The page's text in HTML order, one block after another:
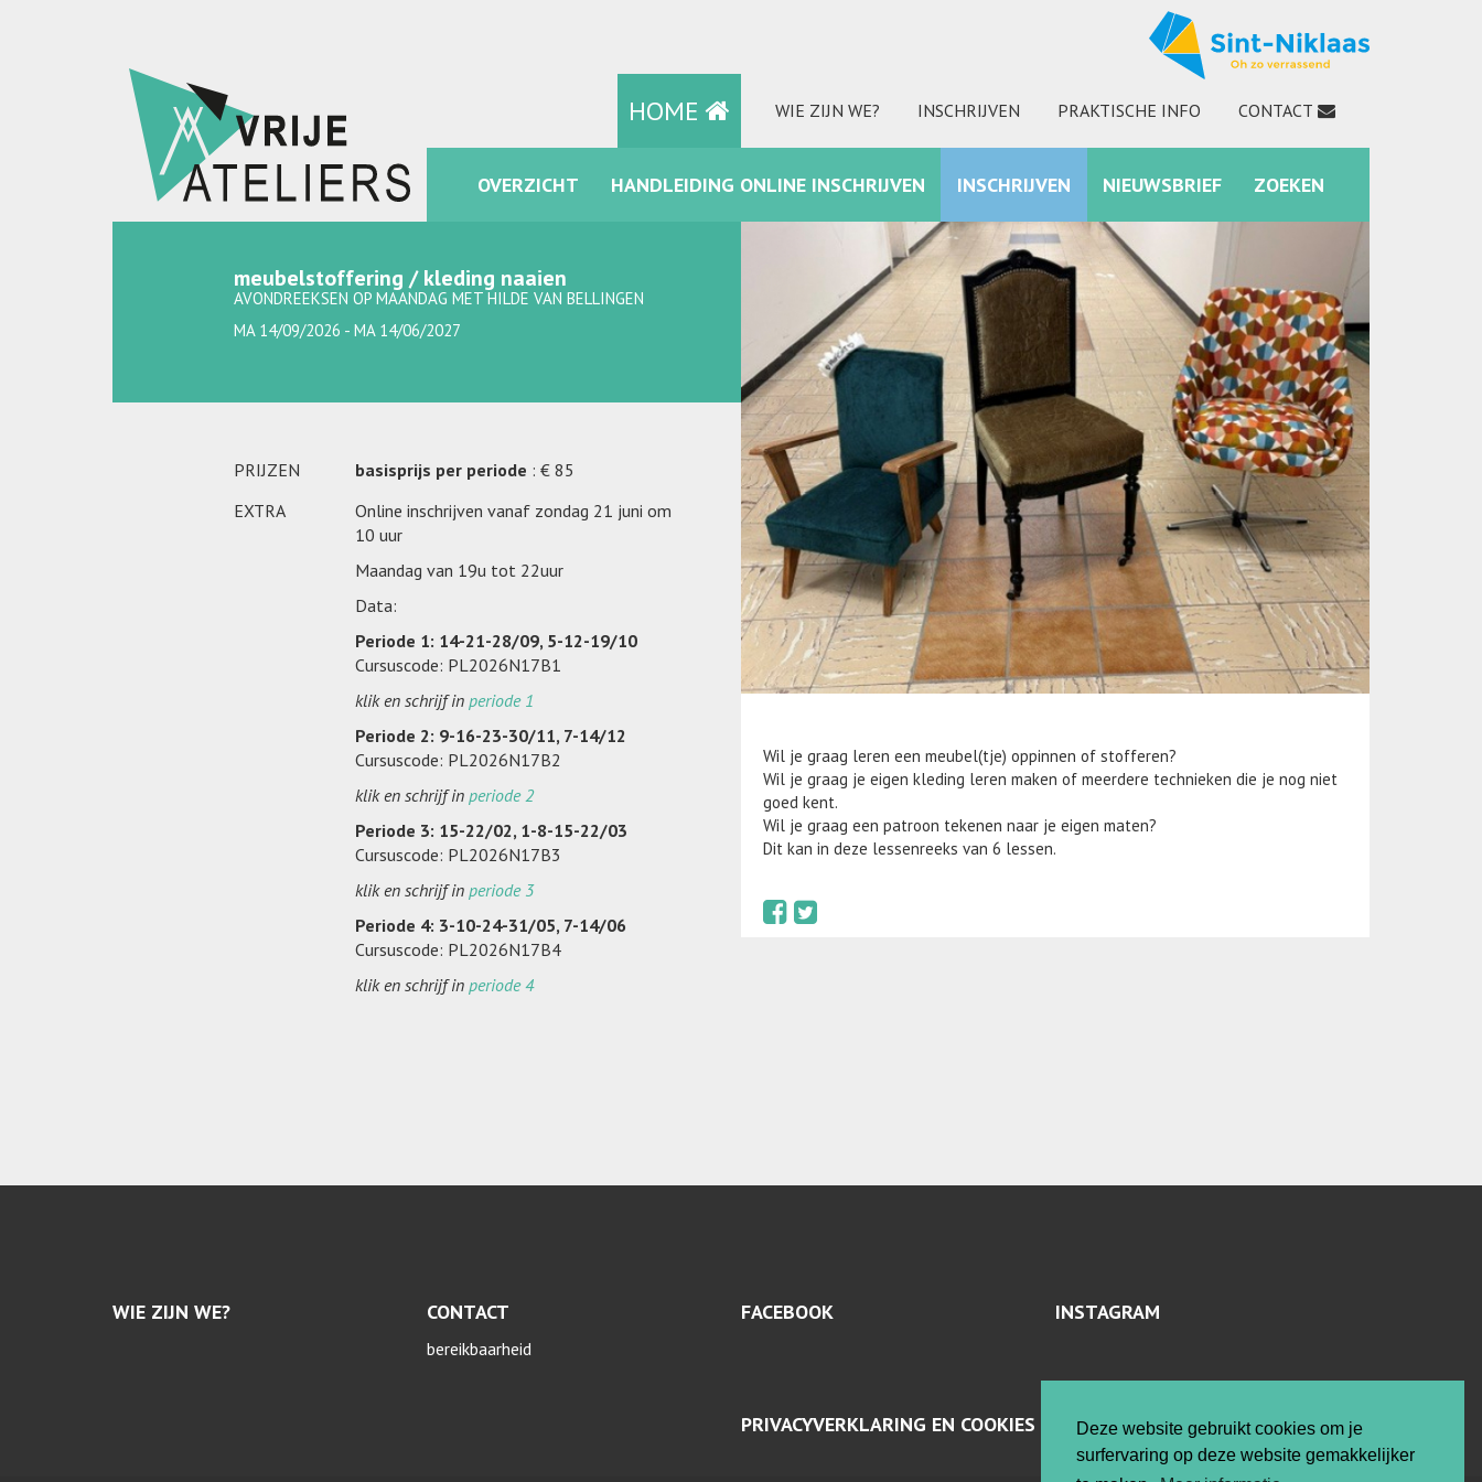
Deze website gebruikt cookies om je
surfervaring op deze website gemakkelijker
HOME WIE ZIJN WE? INSCHRIJVEN PRAKTISCHE INFO CONTACT
FACEBOOK INSTAGRAM ZOEKEN
OVERZICHT HANDLEIDING ONLINE INSCHRIJVEN INSCHRIJVEN NIEUWSBRIEF ZOEKEN
meubelstoffering / kleding naaien
AVONDREEKSEN OP MAANDAG MET HILDE VAN BELLINGEN
MA 14/09/2026 - MA 14/06/2027
PRIJZEN basisprijs per periode : € 85
EXTRA
Online inschrijven vanaf zondag 21 juni om
10 uur
Maandag van 19u tot 22uur
Data:
Periode 1: 14-21-28/09, 5-12-19/10
Cursuscode: PL2026N17B1
klik en schrijf in periode 1
Periode 2: 9-16-23-30/11, 7-14/12
Cursuscode: PL2026N17B2
klik en schrijf in periode 2
Periode 3: 15-22/02, 1-8-15-22/03
Cursuscode: PL2026N17B3
klik en schrijf in periode 3
Periode 4: 3-10-24-31/05, 7-14/06
Cursuscode: PL2026N17B4
klik en schrijf in periode 4
Wil je graag leren een meubel(tje) oppinnen of stofferen?
Wil je graag je eigen kleding leren maken of meerdere technieken die je nog niet
goed kent.
Wil je graag een patroon tekenen naar je eigen maten?
Dit kan in deze lessenreeks van 6 lessen.
WIE ZIJN WE? CONTACT
bereikbaarheid
FACEBOOK INSTAGRAM
PRIVACYVERKLARING EN COOKIES